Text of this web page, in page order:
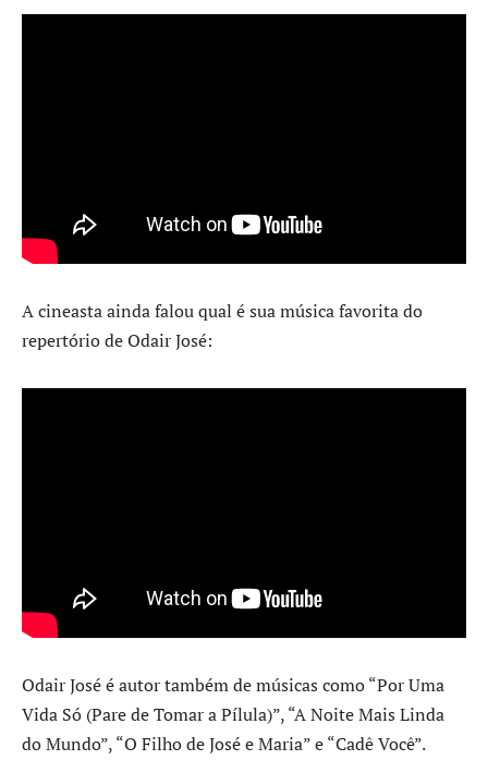
A cineasta ainda falou qual é sua música favorita do
repertório de Odair José:
Odair José é autor também de músicas como “Por Uma
Vida Só (Pare de Tomar a Pílula)”, “A Noite Mais Linda
do Mundo”, “O Filho de José e Maria” e “Cadê Você”.